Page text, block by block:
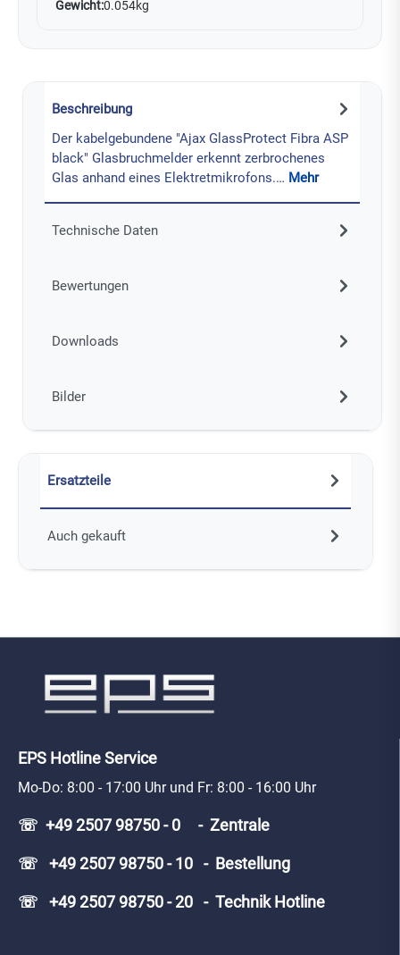
Gewicht:0.054kg
Beschreibung
Der kabelgebundene "Ajax GlassProtect Fibra ASP
black" Glasbruchmelder erkennt zerbrochenes
Glas anhand eines Elektretmikrofons.… Mehr
Technische Daten
Bewertungen
Downloads
Bilder
Ersatzteile
Auch gekauft
EPS Hotline Service
Mo-Do: 8:00 - 17:00 Uhr und Fr: 8:00 - 16:00 Uhr
☏ +49 2507 98750 - 0 - Zentrale
☏ +49 2507 98750 - 10 - Bestellung
☏ +49 2507 98750 - 20 - Technik Hotline